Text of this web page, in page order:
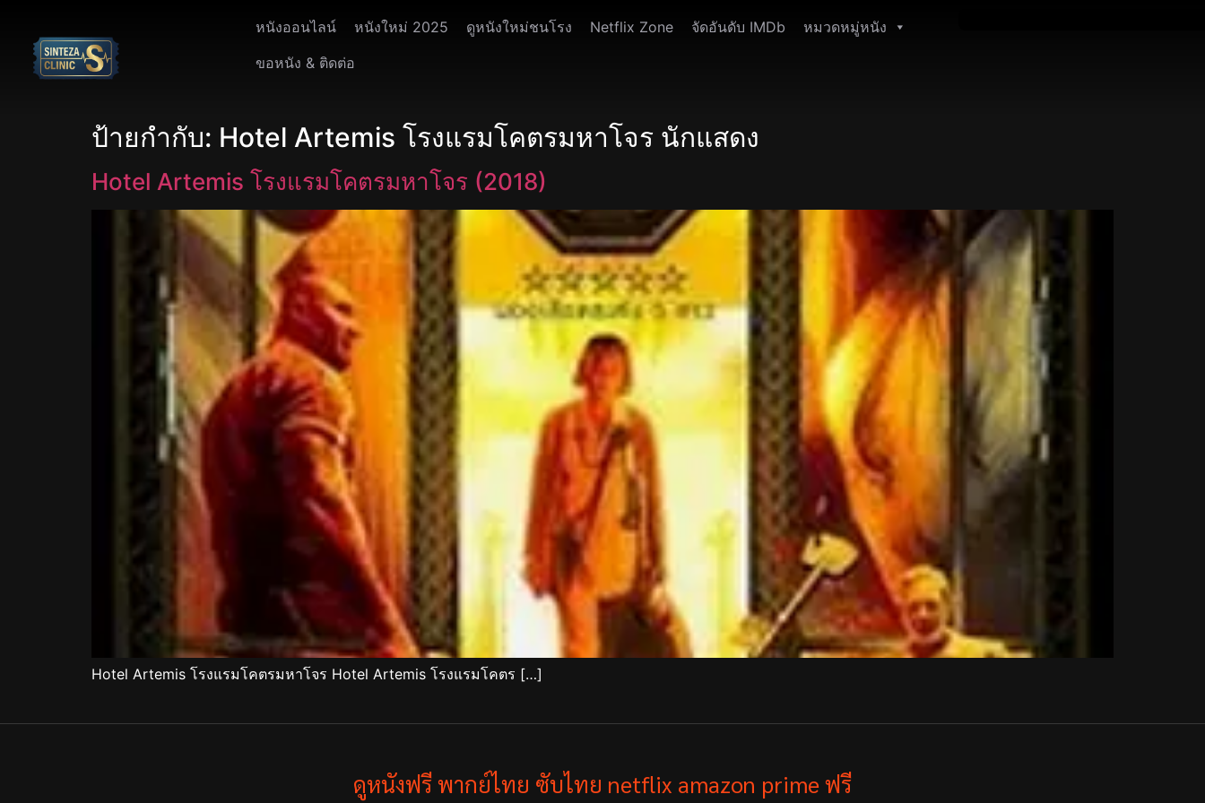
หนังออนไลน์ หนังใหม่ 2025 ดูหนังใหม่ชนโรง Netflix Zone จัดอันดับ IMDb
หมวดหมู่หนัง
ขอหนัง & ติดต่อ
ป้ายกำกับ: Hotel Artemis โรงแรมโคตรมหาโจร นักแสดง
Hotel Artemis โรงแรมโคตรมหาโจร (2018)
Hotel Artemis โรงแรมโคตรมหาโจร Hotel Artemis โรงแรมโคตร […]
ดูหนังฟรี พากย์ไทย ซับไทย netflix amazon prime ฟรี